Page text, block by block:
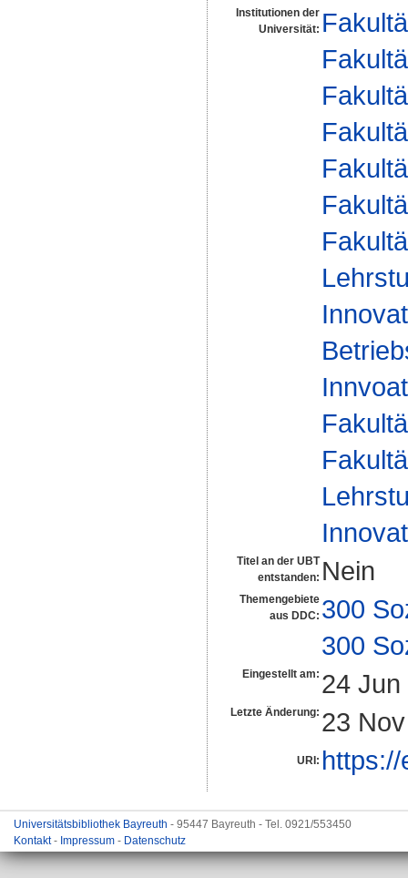
Institutionen der
Universität:
Titel an der UBT
entstanden: Nein
Themengebiete
aus DDC: 300
300
Eingestellt am: 24
Letzte Änderung: 23
URI:
Universitätsbibliothek Bayreuth - 95447 Bayreuth - Tel. 0921/553450
Kontakt- Impressum - Datenschutz